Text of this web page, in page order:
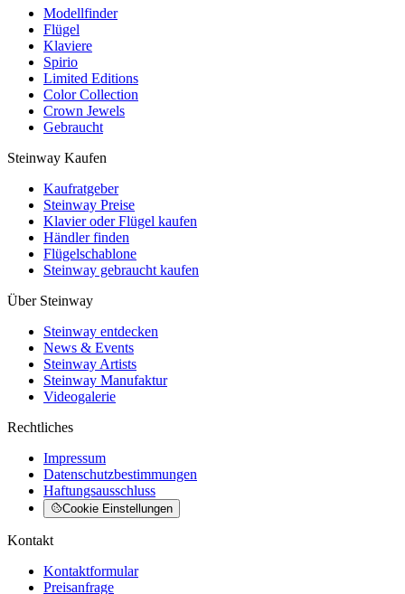
Modellfinder
Flügel
Klaviere
Spirio
Limited Editions
Color Collection
Crown Jewels
Gebraucht
Steinway Kaufen
Kaufratgeber
Steinway Preise
Klavier oder Flügel kaufen
Händler finden
Flügelschablone
Steinway gebraucht kaufen
Über Steinway
Steinway entdecken
News & Events
Steinway Artists
Steinway Manufaktur
Videogalerie
Rechtliches
Impressum
Datenschutzbestimmungen
Haftungsausschluss
Cookie Einstellungen
Kontakt
Kontaktformular
Preisanfrage